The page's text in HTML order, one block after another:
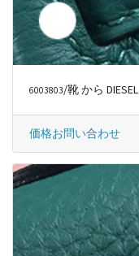
6003803/靴 から DIESEL
価格お問い合わせ